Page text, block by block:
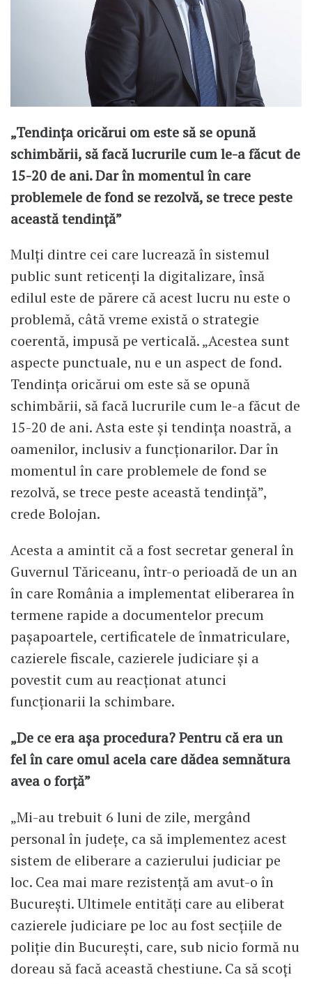
„Tendința oricărui om este să se opună
schimbării, să facă lucrurile cum le-a făcut de
15-20 de ani. Dar în momentul în care
problemele de fond se rezolvă, se trece peste
această tendință”
Mulți dintre cei care lucrează în sistemul
public sunt reticenți la digitalizare, însă
edilul este de părere că acest lucru nu este o
problemă, câtă vreme există o strategie
coerentă, impusă pe verticală. „Acestea sunt
aspecte punctuale, nu e un aspect de fond.
Tendința oricărui om este să se opună
schimbării, să facă lucrurile cum le-a făcut de
15-20 de ani. Asta este și tendința noastră, a
oamenilor, inclusiv a funcționarilor. Dar în
momentul în care problemele de fond se
rezolvă, se trece peste această tendință”,
crede Bolojan.
Acesta a amintit că a fost secretar general în
Guvernul Tăriceanu, într-o perioadă de un an
în care România a implementat eliberarea în
termene rapide a documentelor precum
pașapoartele, certificatele de înmatriculare,
cazierele fiscale, cazierele judiciare și a
povestit cum au reacționat atunci
funcționarii la schimbare.
„De ce era așa procedura? Pentru că era un
fel în care omul acela care dădea semnătura
avea o forță”
„Mi-au trebuit 6 luni de zile, mergând
personal în județe, ca să implementez acest
sistem de eliberare a cazierului judiciar pe
loc. Cea mai mare rezistență am avut-o în
București. Ultimele entități care au eliberat
cazierele judiciare pe loc au fost secțiile de
poliție din București, care, sub nicio formă nu
doreau să facă această chestiune. Ca să scoți